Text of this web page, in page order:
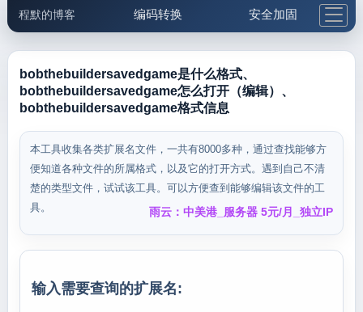
程默的博客 编码转换 安全加固
邮件工具 生活便民
5.1支付宝大红包
bobthebuildersavedgame是什么格式、
bobthebuildersavedgame怎么打开（编辑）、
bobthebuildersavedgame格式信息
本工具收集各类扩展名文件，一共有8000多种，通过查找能够方
便知道各种文件的所属格式，以及它的打开方式。遇到自己不清
楚的类型文件，试试该工具。可以方便查到能够编辑该文件的工
具。
雨云：中美港_服务器 5元/月_独立IP
输入需要查询的扩展名: